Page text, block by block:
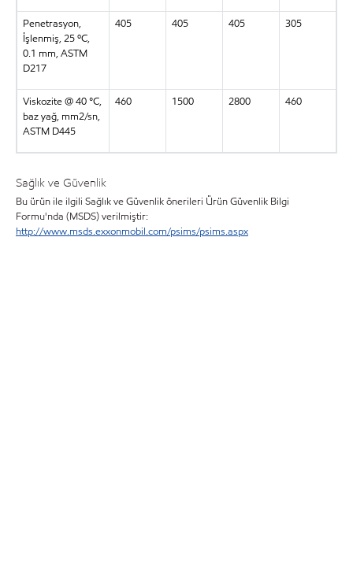
Penetrasyon,
İşlenmiş, 25 ºC,
0.1 mm, ASTM
D217
405 405 405 305
Viskozite @ 40 °C,
baz yağ, mm2/sn,
ASTM D445
460 1500 2800 460
Sağlık ve Güvenlik
Bu ürün ile ilgili Sağlık ve Güvenlik önerileri Ürün Güvenlik Bilgi
Formu'nda (MSDS) verilmiştir:
http://www.msds.exxonmobil.com/psims/psims.aspx